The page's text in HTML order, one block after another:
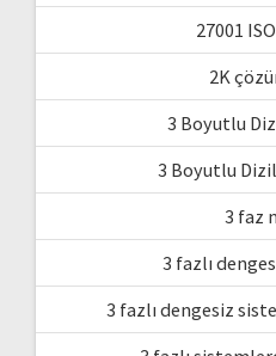
27001
2K
3 Boyutlu
3 Boyutlu
3 faz
3 fazlı
3 fazlı dengesiz